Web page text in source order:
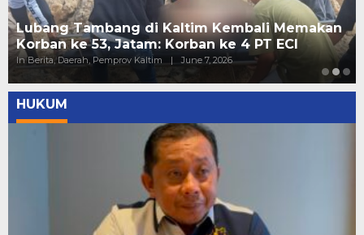
Lubang Tambang di Kaltim Kembali Memakan
Korban ke 53, Jatam: Korban ke 4 PT ECI
In Berita, Daerah, Pemprov Kaltim | June 7, 2026
HUKUM